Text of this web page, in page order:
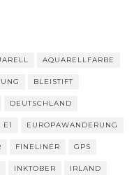
AQUARELLFARBE
BLEISTIFT
DEUTSCHLAND
E1 EUROPAWANDERUNG
FINELINER GPS
INKTOBER IRLAND